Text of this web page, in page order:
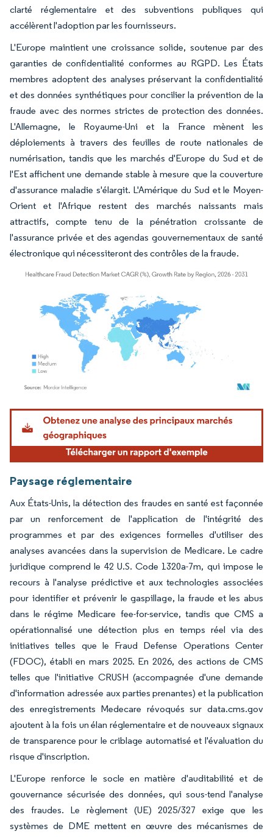
clarté réglementaire et des subventions publiques qui
accélèrent l'adoption par les fournisseurs.
L'Europe maintient une croissance solide, soutenue par des
garanties de confidentialité conformes au RGPD. Les États
membres adoptent des analyses préservant la confidentialité
et des données synthétiques pour concilier la prévention de la
fraude avec des normes strictes de protection des données.
L'Allemagne, le Royaume-Uni et la France mènent les
déploiements à travers des feuilles de route nationales de
numérisation, tandis que les marchés d'Europe du Sud et de
l'Est affichent une demande stable à mesure que la couverture
d'assurance maladie s'élargit. L'Amérique du Sud et le Moyen-
Orient et l'Afrique restent des marchés naissants mais
attractifs, compte tenu de la pénétration croissante de
l'assurance privée et des agendas gouvernementaux de santé
électronique qui nécessiteront des contrôles de la fraude.
Image © Mordor Intelligence. La réutilisation nécessite une attribution sous CC BY
Paysage réglementaire
Aux États-Unis, la détection des fraudes en santé est façonnée
par un renforcement de l'application de l'intégrité des
programmes et par des exigences formelles d'utiliser des
analyses avancées dans la supervision de Medicare. Le cadre
juridique comprend le 42 U.S. Code 1320a-7m, qui impose le
recours à l'analyse prédictive et aux technologies associées
pour identifier et prévenir le gaspillage, la fraude et les abus
dans le régime Medicare fee-for-service, tandis que CMS a
opérationnalisé une détection plus en temps réel via des
initiatives telles que le Fraud Defense Operations Center
(FDOC), établi en mars 2025. En 2026, des actions de CMS
telles que l'initiative CRUSH (accompagnée d'une demande
d'information adressée aux parties prenantes) et la publication
des enregistrements Medecare révoqués sur data.cms.gov
ajoutent à la fois un élan réglementaire et de nouveaux signaux
de transparence pour le criblage automatisé et l'évaluation du
risque d'inscription.
L'Europe renforce le socle en matière d'auditabilité et de
gouvernance sécurisée des données, qui sous-tend l'analyse
des fraudes. Le règlement (UE) 2025/327 exige que les
systèmes de DME mettent en œuvre des mécanismes de